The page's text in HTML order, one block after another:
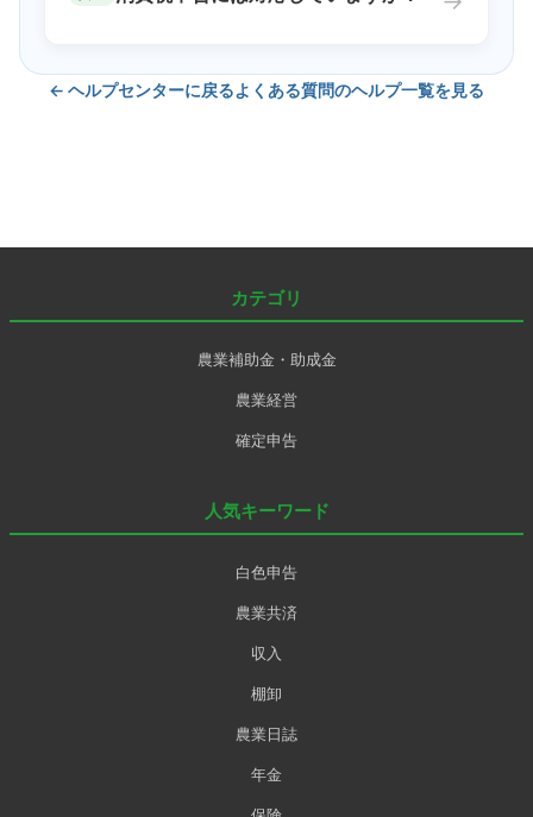
← ヘルプセンターに戻るよくある質問のヘルプ一覧を見る
カテゴリ
農業補助金・助成金
農業経営
確定申告
人気キーワード
白色申告
農業共済
収入
棚卸
農業日誌
年金